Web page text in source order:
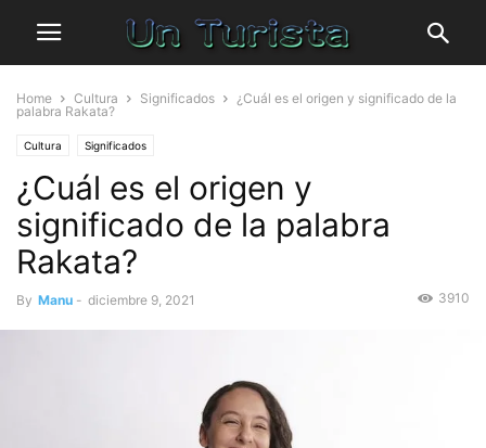
Home Cultura Significados
¿Cuál es el origen y significado de la
palabra Rakata?
Cultura Significados
¿Cuál es el origen y
significado de la palabra
Rakata?
By Manu - diciembre 9, 2021 3910